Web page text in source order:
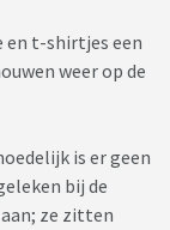
en t-shirtjes een
weer op de
is er geen
bij de
ze zitten